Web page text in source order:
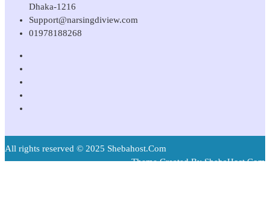
Dhaka-1216
Support@narsingdiview.com
01978188268
All rights reserved © 2025 Shebahost.Com
Theme Created By ShebaHost.Com